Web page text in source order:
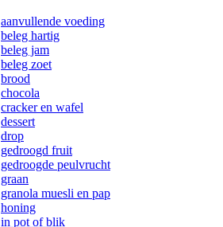
aanvullende voeding
beleg hartig
beleg jam
beleg zoet
brood
chocola
cracker en wafel
dessert
drop
gedroogd fruit
gedroogde peulvrucht
graan
granola muesli en pap
honing
in pot of blik